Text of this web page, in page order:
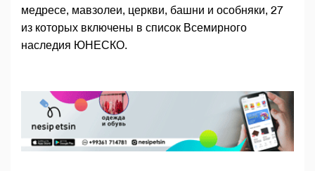
медресе, мавзолеи, церкви, башни и особняки, 27
из которых включены в список Всемирного
наследия ЮНЕСКО.